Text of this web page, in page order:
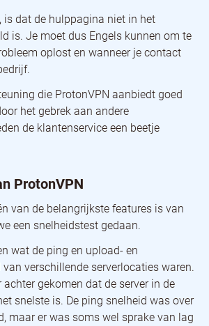
is dat de hulppagina niet in het
is. Je moet dus Engels kunnen om te
oplost en wanneer je contact
die ProtonVPN aanbiedt goed
het gebrek aan andere
de klantenservice een beetje
ProtonVPN
van de belangrijkste features is van
een snelheidstest gedaan.
wat de ping en upload- en
verschillende serverlocaties waren.
achter gekomen dat de server in de
snelste is. De ping snelheid was over
maar er was soms wel sprake van lag